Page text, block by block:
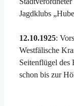
Jagdklubs
12.10.1925:
Westfälische
Seitenflügel des
schon bis zur